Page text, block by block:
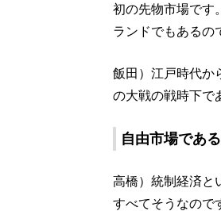
初の先物市場です
ランドでもあるの
飯田）江戸時代か
の大戦の戦時下で
自由市場であ
高橋）統制経済と
すべてそうなので